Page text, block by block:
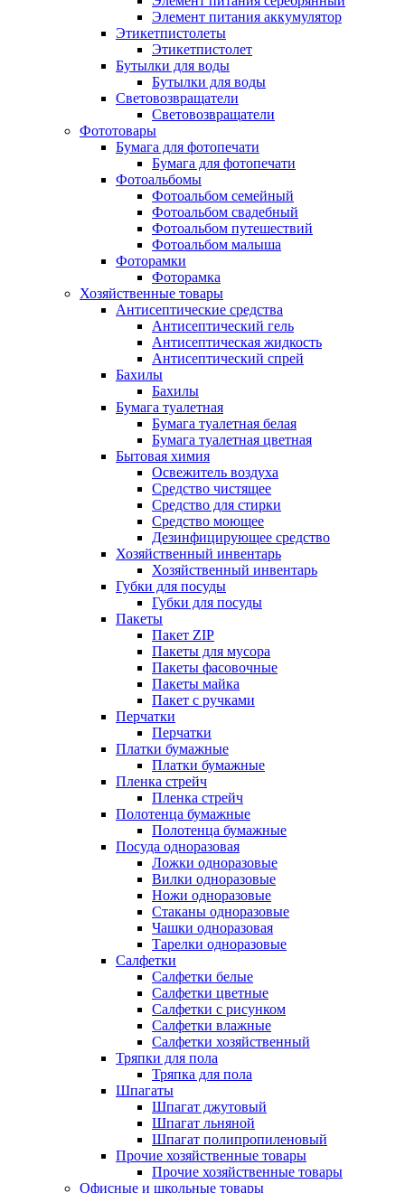
Элемент питания аккумулятор
Этикетпистолеты
Этикетпистолет
Бутылки для воды
Бутылки для воды
Световозвращатели
Световозвращатели
Фототовары
Бумага для фотопечати
Бумага для фотопечати
Фотоальбомы
Фотоальбом семейный
Фотоальбом свадебный
Фотоальбом путешествий
Фотоальбом малыша
Фоторамки
Фоторамка
Хозяйственные товары
Антисептические средства
Антисептический гель
Антисептическая жидкость
Антисептический спрей
Бахилы
Бахилы
Бумага туалетная
Бумага туалетная белая
Бумага туалетная цветная
Бытовая химия
Освежитель воздуха
Средство чистящее
Средство для стирки
Средство моющее
Дезинфицирующее средство
Хозяйственный инвентарь
Хозяйственный инвентарь
Губки для посуды
Губки для посуды
Пакеты
Пакет ZIP
Пакеты для мусора
Пакеты фасовочные
Пакеты майка
Пакет с ручками
Перчатки
Перчатки
Платки бумажные
Платки бумажные
Пленка стрейч
Пленка стрейч
Полотенца бумажные
Полотенца бумажные
Посуда одноразовая
Ложки одноразовые
Вилки одноразовые
Ножи одноразовые
Стаканы одноразовые
Чашки одноразовая
Тарелки одноразовые
Салфетки
Салфетки белые
Салфетки цветные
Салфетки с рисунком
Салфетки влажные
Салфетки хозяйственный
Тряпки для пола
Тряпка для пола
Шпагаты
Шпагат джутовый
Шпагат льняной
Шпагат полипропиленовый
Прочие хозяйственные товары
Прочие хозяйственные товары
Офисные и школьные товары